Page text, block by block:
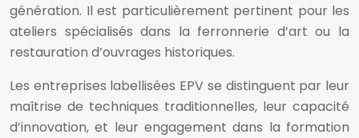
génération. Il est particulièrement pertinent pour les
ateliers spécialisés dans la ferronnerie d’art ou la
restauration d’ouvrages historiques.
Les entreprises labellisées EPV se distinguent par leur
maîtrise de techniques traditionnelles, leur capacité
d’innovation, et leur engagement dans la formation